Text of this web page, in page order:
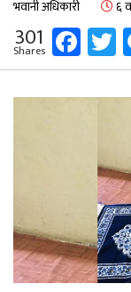
भवानी अधिकारी ६
301
Shares